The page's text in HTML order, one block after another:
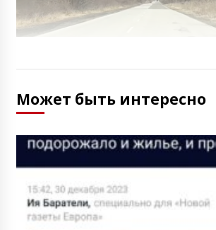
Может быть интересно